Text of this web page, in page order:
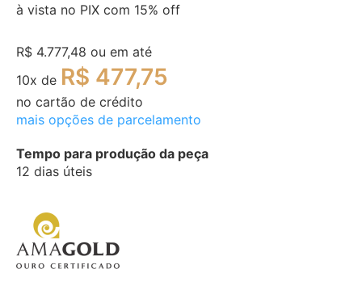
à vista no PIX com 15% off
R$ 4.777,48 ou em até
10x de R$ 477,75
no cartão de crédito
mais opções de parcelamento
Tempo para produção da peça
12 dias úteis